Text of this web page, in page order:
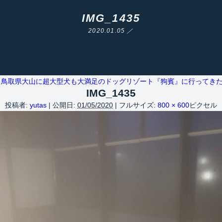
IMG_1435
2020.01.05 ／
取県大山に超大型犬も大満足のドッグリゾート『狗賓』に行ってき
IMG_1435
投稿者: yutas | 公開日: 01/05/2020 | フルサイズ: 800 × 600ピクセル